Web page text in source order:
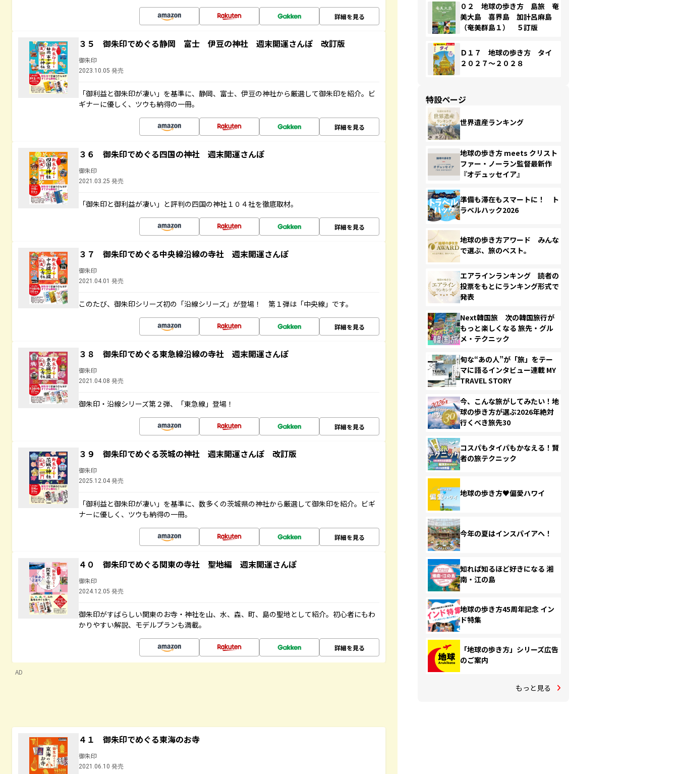
詳細を見る
３５ 御朱印でめぐる静岡 富士 伊豆の神社 週末開運さんぽ 改訂版
御朱印
2023.10.05 発売
「御利益と御朱印が凄い」を基準に、静岡、富士、伊豆の神社から厳選して御朱印を紹介。ビ
ギナーに優しく、ツウも納得の一冊。
詳細を見る
３６ 御朱印でめぐる四国の神社 週末開運さんぽ
御朱印
2021.03.25 発売
「御朱印と御利益が凄い」と評判の四国の神社１０４社を徹底取材。
詳細を見る
３７ 御朱印でめぐる中央線沿線の寺社 週末開運さんぽ
御朱印
2021.04.01 発売
このたび、御朱印シリーズ初の「沿線シリーズ」が登場！ 第１弾は「中央線」です。
詳細を見る
３８ 御朱印でめぐる東急線沿線の寺社 週末開運さんぽ
御朱印
2021.04.08 発売
御朱印・沿線シリーズ第２弾、「東急線」登場！
詳細を見る
３９ 御朱印でめぐる茨城の神社 週末開運さんぽ 改訂版
御朱印
2025.12.04 発売
「御利益と御朱印が凄い」を基準に、数多くの茨城県の神社から厳選して御朱印を紹介。ビギ
ナーに優しく、ツウも納得の一冊。
詳細を見る
４０ 御朱印でめぐる関東の寺社 聖地編 週末開運さんぽ
御朱印
2024.12.05 発売
御朱印がすばらしい関東のお寺・神社を山、水、森、町、島の聖地として紹介。初心者にもわ
かりやすい解説、モデルプランも満載。
詳細を見る
AD
４１ 御朱印でめぐる東海のお寺
御朱印
2021.06.10 発売
０２ 地球の歩き方 島旅 奄
美大島 喜界島 加計呂麻島
（奄美群島１） ５訂版
Ｄ１７ 地球の歩き方 タイ
２０２７～２０２８
特設ページ
世界遺産ランキング
地球の歩き方 meets クリスト
ファー・ノーラン監督最新作
『オデュッセイア』
準備も滞在もスマートに！ ト
ラベルハック2026
地球の歩き方アワード みんな
で選ぶ、旅のベスト。
エアラインランキング 読者の
投票をもとにランキング形式で
発表
Next韓国旅 次の韓国旅行が
もっと楽しくなる 旅先・グル
メ・テクニック
旬な“あの人”が「旅」をテー
マに語るインタビュー連載 MY
TRAVEL STORY
今、こんな旅がしてみたい！地
球の歩き方が選ぶ2026年絶対
行くべき旅先30
コスパもタイパもかなえる！賢
者の旅テクニック
地球の歩き方♥偏愛ハワイ
今年の夏はインスパイアへ！
知れば知るほど好きになる 湘
南・江の島
地球の歩き方45周年記念 イン
ド特集
「地球の歩き方」シリーズ広告
のご案内
もっと見る